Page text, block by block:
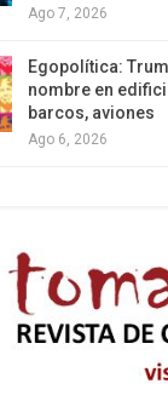
Ago 7, 2026
Egopolítica:
nombre en
barcos, aviones
Ago 6, 2026